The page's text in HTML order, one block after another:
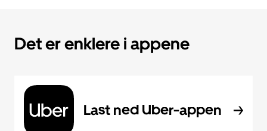
Det er enklere i appene
Last ned Uber-appen